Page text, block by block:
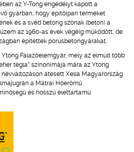
az Y-Tong engedélyt kapott a
gyárban, hogy építőipari terméket
és a svéd betong szónak (beton) a
az 1960-as évek végéig működött, de
építettek pórusbetongyárakat.
Ytong Falazóelemgyár, mely az elmúlt több
tégla” szinonimája mára az Ytong
átesett Xella Magyarország
a Mátrai Hőerőmű
és hosszú élettartamú